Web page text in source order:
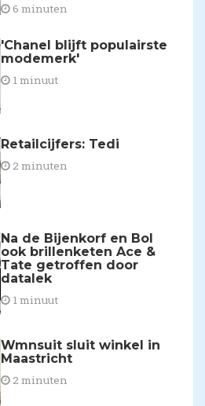
6 minuten
'Chanel blijft populairste
modemerk'
1 minuut
Retailcijfers: Tedi
2 minuten
Na de Bijenkorf en Bol
ook brillenketen Ace &
Tate getroffen door
datalek
1 minuut
Wmnsuit sluit winkel in
Maastricht
2 minuten